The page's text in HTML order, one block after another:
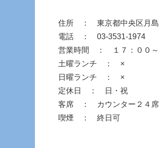
住所 ： 東京都中央区月島
電話 ： 03-3531-1974
営業時間 ： １７：００～
土曜ランチ ： ×
日曜ランチ ： ×
定休日 ： 日・祝
客席 ： カウンター２４席
喫煙 ： 終日可